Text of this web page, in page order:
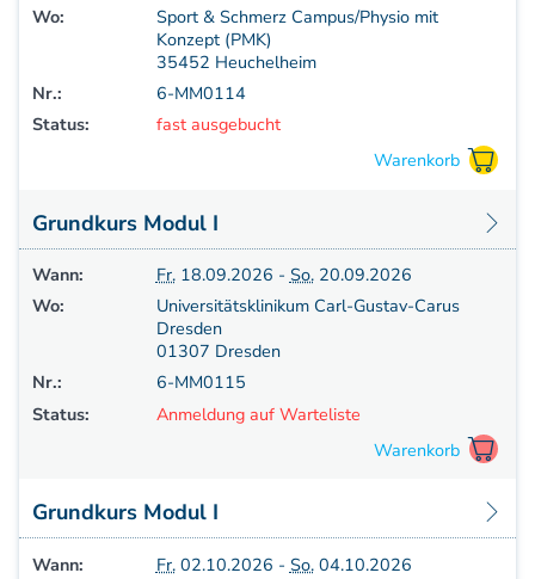
spez. Osteop. Manipulations-techniken
(HVLA)
Sportosteopathie I - Einführung
Osteopatische Woche
Postgraduate-Programm
Kursreihe Cranio - Zertifikat (postgraduate)
Kursreihe Kinderosteopathie - Zertifikat
(postgraduate)
Kursreihe Sportosteopathie - Zertifikat
(postgraduate)
Weiterbildung - Manuelle Therapie
Fortbildung & Zusatzkurse
CMD
Krankengymnatik am Gerät
Wo:
Sport & Schmerz Campus/Physio mit
Konzept (PMK)
35452 Heuchelheim
Nr.:
6-MM0114
Status:
fast ausgebucht
Grundkurs Modul I
Wann: Fr.18.09.2026 - So.20.09.2026
Wo:
Universitätsklinikum Carl-Gustav-Carus
Dresden
01307 Dresden
Nr.:
6-MM0115
Status:
Anmeldung auf Warteliste
Grundkurs Modul I
Wann: Fr.02.10.2026 - So.04.10.2026